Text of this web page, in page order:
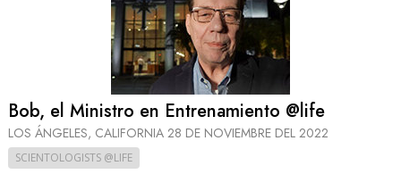
Bob, el Ministro en Entrenamiento @life
LOS ÁNGELES, CALIFORNIA 28 DE NOVIEMBRE DEL 2022
SCIENTOLOGISTS @LIFE